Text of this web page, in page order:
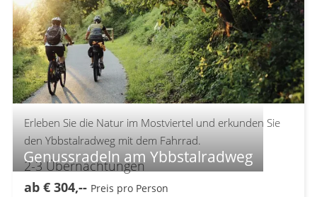
Genussradeln am Ybbstalradweg
Erleben Sie die Natur im Mostviertel und erkunden Sie
den Ybbstalradweg mit dem Fahrrad.
2-3Übernachtungen
ab€ 304,-- Preis pro Person